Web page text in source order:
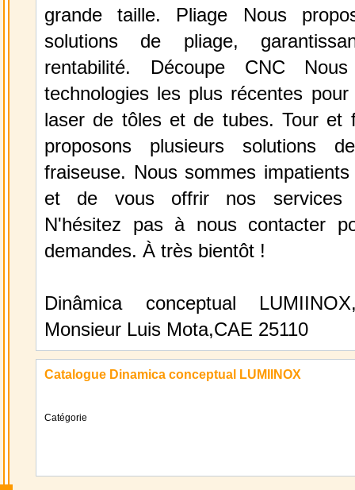
grande taille. Pliage Nous
solutions de pliage,
rentabilité. Découpe CNC
technologies les plus récentes
laser de tôles et de tubes. Tour et
proposons plusieurs solutions
fraiseuse. Nous sommes
et de vous offrir nos services
N'hésitez pas à nous contacter
demandes. À très bientôt !
Dinâmica conceptual
Monsieur Luis Mota,CAE 25110
Catalogue Dinamica conceptual LUMIINOX
Catégorie